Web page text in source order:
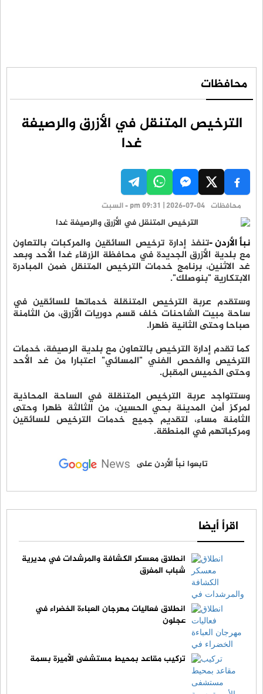
محافظات
الترخيص المتنقل في الأزرق والرصيفة
غدا
محافظات pm 09:31 | 2026-07-04 - السبت
نبأ الأردن -تنفذ إدارة ترخيص السائقين والمركبات بالتعاون
مع بلدية الأزرق الجديدة في محافظة الزرقاء غدا الأحد وبعد
غد الاثنين، برنامج خدمات الترخيص المتنقل ضمن المبادرة
الابتكارية "بنوصلك".
وستقدم عربة الترخيص المتنقلة خدماتها للسائقين في
ساحة مبيت الشاحنات خلف قسم دوريات الأزرق، من الثامنة
صباحا وحتى الثانية ظهرا.
كما تقدم إدارة الترخيص بالتعاون مع بلدية الرصيفة، خدمات
الترخيص والفحص الفني "المسائي" اعتبارا من غد الأحد
وحتى الخميس المقبل.
وستتواجد عربة الترخيص المتنقلة في الساحة المحاذية
لمركز أمن المدينة بحي الحسين، من الثالثة ظهرا وحتى
الثامنة مساء، لتقديم جميع خدمات الترخيص للسائقين
ومركباتهم في المنطقة.
تابعوا نبأ الأردن على
اقرأ أيضا
انطلاق معسكر الكشافة والمرشدات في مديرية
شباب المفرق
انطلاق فعاليات مهرجان العباءة الخضراء في
عجلون
تركيب مقاعد بمحيط مستشفى الأميرة بسمة